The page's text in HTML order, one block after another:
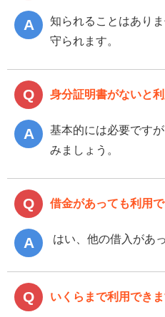
知られることはあり
守られます。
身分証明書がないと
基本的には必要です
みましょう。
借金があっても利用
はい、他の借入があ
いくらまで利用でき